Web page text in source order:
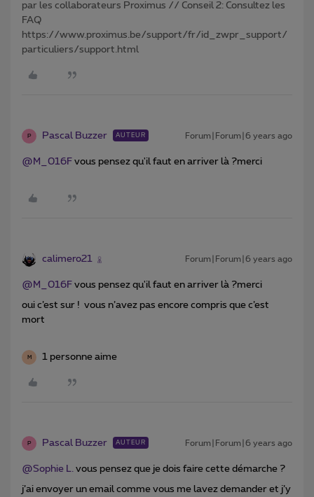
par les collaborateurs Proximus // Conseil 2: Consultez les
FAQ
https://www.proximus.be/support/fr/id_zwpr_support/
particuliers/support.html
P Pascal Buzzer AUTEUR Forum|Forum|6 years ago
@M_016F vous pensez qu'il faut en arriver là ?merci
calimero21 Forum|Forum|6 years ago
@M_016F vous pensez qu'il faut en arriver là ?merci
oui c’est sur ! vous n’avez pas encore compris que c’est
mort
M 1 personne aime
P Pascal Buzzer AUTEUR Forum|Forum|6 years ago
@Sophie L. vous pensez que je dois faire cette démarche ?
j’ai envoyer un email comme vous me lavez demander et j’y